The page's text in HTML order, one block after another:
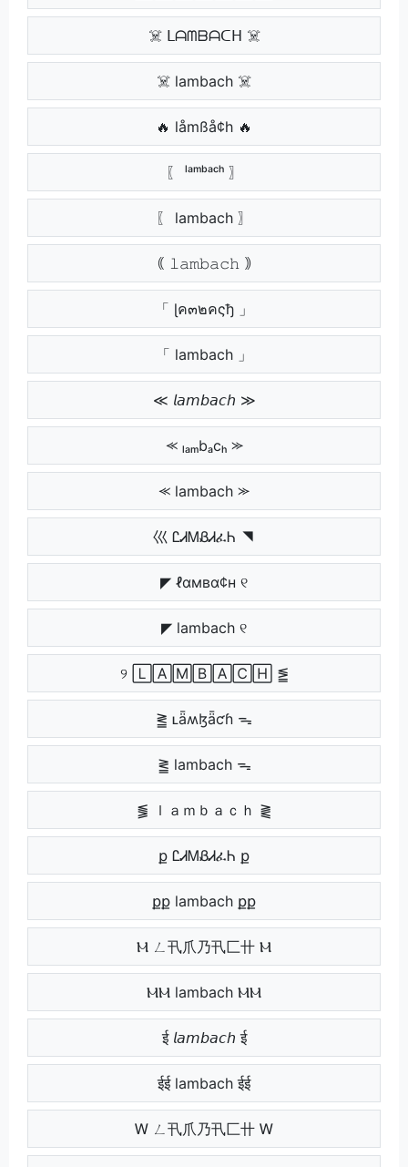
☠️ ᒪᗩᗰᗷᗩᑕᕼ ☠️
☠️ lambach ☠️
🔥 låmßå¢h 🔥
〖 ˡᵃᵐᵇᵃᶜʰ 〗
〖 lambach 〗
｟ 𝚕𝚊𝚖𝚋𝚊𝚌𝚑 ｠
「 ɭค๓๒คςђ 」
「 lambach 」
≪ 𝘭𝘢𝘮𝘣𝘢𝘤𝘩 ≫
⪻ ₗₐₘbₐcₕ ⪼
⪻ lambach ⪼
巛 ᏝᏗᎷᏰᏗፈᏂ ◥
◤ ℓαмвα¢н ୧
◤ lambach ୧
୨ 🄻🄰🄼🄱🄰🄲🄷 ⪑
⪒ ʟǟʍɮǟƈɦ ᯓ
⪒ lambach ᯓ
⪓ ｌａｍｂａｃｈ ⪔
ք ᏝᏗᎷᏰᏗፈᏂ ք
քք lambach քք
Ⲙ ㄥ卂爪乃卂匚卄 Ⲙ
ⲘⲘ lambach ⲘⲘ
ई 𝘭𝘢𝘮𝘣𝘢𝘤𝘩 ई
ईई lambach ईई
Ꮃ ㄥ卂爪乃卂匚卄 Ꮃ